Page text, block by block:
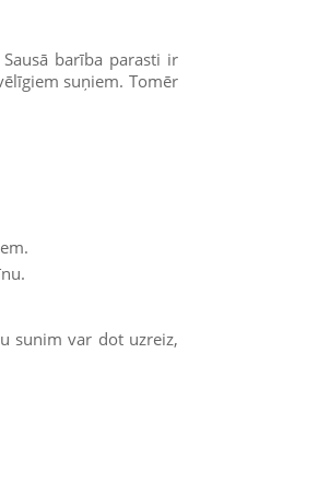
barība parasti ir
suņiem. Tomēr
sunim var dot uzreiz,